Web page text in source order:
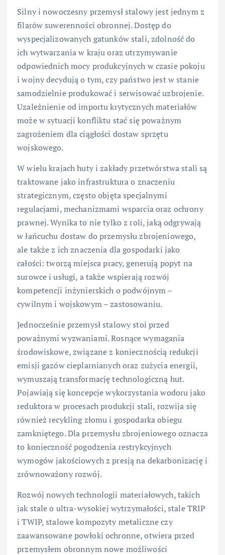
Silny i nowoczesny przemysł stalowy jest jednym z
filarów suwerenności obronnej. Dostęp do
wyspecjalizowanych gatunków stali, zdolność do
ich wytwarzania w kraju oraz utrzymywanie
odpowiednich mocy produkcyjnych w czasie pokoju
i wojny decydują o tym, czy państwo jest w stanie
samodzielnie produkować i serwisować uzbrojenie.
Uzależnienie od importu krytycznych materiałów
może w sytuacji konfliktu stać się poważnym
zagrożeniem dla ciągłości dostaw sprzętu
wojskowego.
W wielu krajach huty i zakłady przetwórstwa stali są
traktowane jako infrastruktura o znaczeniu
strategicznym, często objęta specjalnymi
regulacjami, mechanizmami wsparcia oraz ochrony
prawnej. Wynika to nie tylko z roli, jaką odgrywają
w łańcuchu dostaw do przemysłu zbrojeniowego,
ale także z ich znaczenia dla gospodarki jako
całości: tworzą miejsca pracy, generują popyt na
surowce i usługi, a także wspierają rozwój
kompetencji inżynierskich o podwójnym –
cywilnym i wojskowym – zastosowaniu.
Jednocześnie przemysł stalowy stoi przed
poważnymi wyzwaniami. Rosnące wymagania
środowiskowe, związane z koniecznością redukcji
emisji gazów cieplarnianych oraz zużycia energii,
wymuszają transformację technologiczną hut.
Pojawiają się koncepcje wykorzystania wodoru jako
reduktora w procesach produkcji stali, rozwija się
również recykling złomu i gospodarka obiegu
zamkniętego. Dla przemysłu zbrojeniowego oznacza
to konieczność pogodzenia restrykcyjnych
wymogów jakościowych z presją na dekarbonizację i
zrównoważony rozwój.
Rozwój nowych technologii materiałowych, takich
jak stale o ultra-wysokiej wytrzymałości, stale TRIP
i TWIP, stalowe kompozyty metaliczne czy
zaawansowane powłoki ochronne, otwiera przed
przemysłem obronnym nowe możliwości